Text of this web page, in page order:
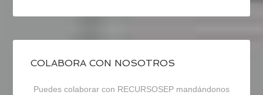
COLABORA CON NOSOTROS
Puedes colaborar con RECURSOSEP mandándonos